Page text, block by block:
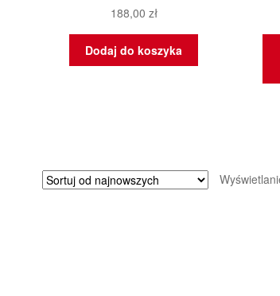
188,00 zł
Dodaj do koszyka